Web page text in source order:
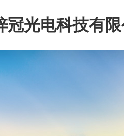
冠光电科技有